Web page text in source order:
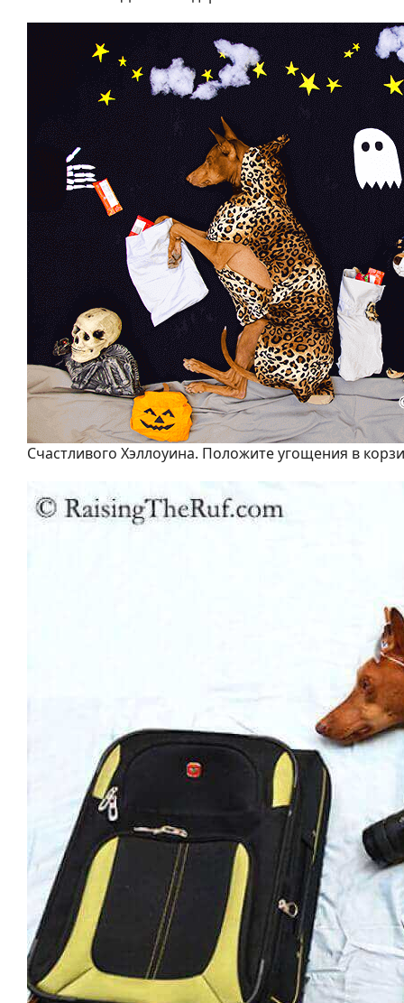
Счастливого Хэллоуина. Положите угощения в